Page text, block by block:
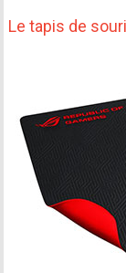
Le tapis de